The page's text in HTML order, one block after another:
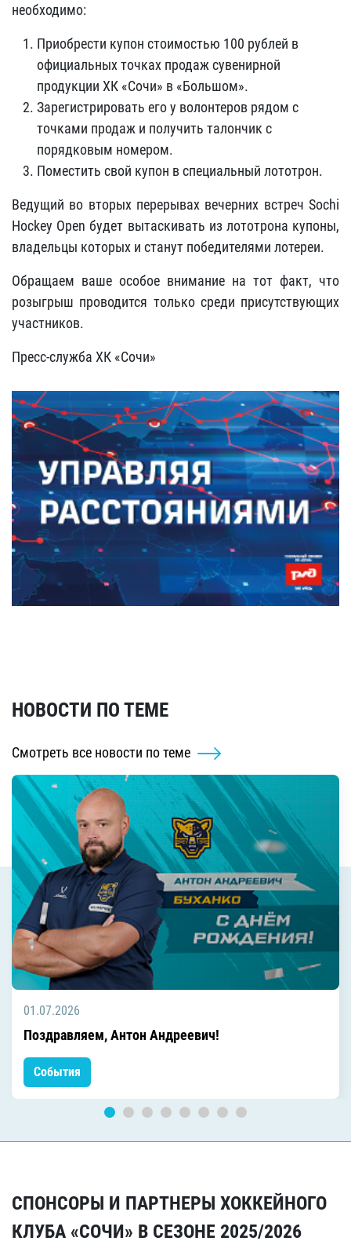
необходимо:
Приобрести купон стоимостью 100 рублей в
официальных точках продаж сувенирной
продукции ХК «Сочи» в «Большом».
Зарегистрировать его у волонтеров рядом с
точками продаж и получить талончик с
порядковым номером.
Поместить свой купон в специальный лототрон.
Ведущий во вторых перерывах вечерних встреч Sochi
Hockey Open будет вытаскивать из лототрона купоны,
владельцы которых и станут победителями лотереи.
Обращаем ваше особое внимание на тот факт, что
розыгрыш проводится только среди присутствующих
участников.
Пресс-служба ХК «Сочи»
НОВОСТИ ПО ТЕМЕ
Смотреть все новости по теме
01.07.2026
Поздравляем, Антон Андреевич!
События
СПОНСОРЫ И ПАРТНЕРЫ ХОККЕЙНОГО
КЛУБА «СОЧИ» В СЕЗОНЕ 2025/2026